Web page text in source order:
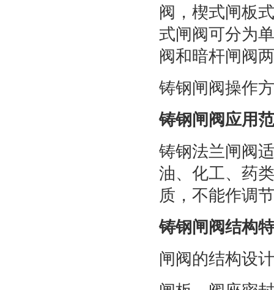
阀，楔式闸板
式闸阀可分为
阀和暗杆闸阀
铸钢闸阀操作
铸钢闸阀应用
铸钢法兰闸阀
油、化工、药
质，不能作调
铸钢闸阀结构
闸阀的结构设